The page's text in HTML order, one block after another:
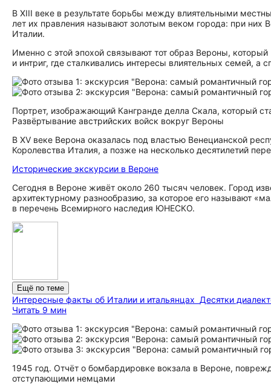
В XIII веке в результате борьбы между влиятельными
лет их правления называют золотым веком города: при них
Италии.
Именно с этой эпохой связывают тот образ Вероны,
и интриг, где сталкивались интересы влиятельных семей,
Портрет, изображающий Кангранде делла Скала, который
Развёртывание австрийских войск вокруг Вероны
В XV веке Верона оказалась под властью Венецианской
Королевства Италия, а позже на несколько десятилетий
Исторические экскурсии в Вероне
Сегодня в Вероне живёт около 260 тысяч человек. Город
архитектурному разнообразию, за которое его называют
в перечень Всемирного наследия ЮНЕСКО.
Ещё по теме
Интересные факты об Италии и итальянцах Десятки
Читать 9 мин
1945 год. Отчёт о бомбардировке вокзала в Вероне,
отступающими немцами